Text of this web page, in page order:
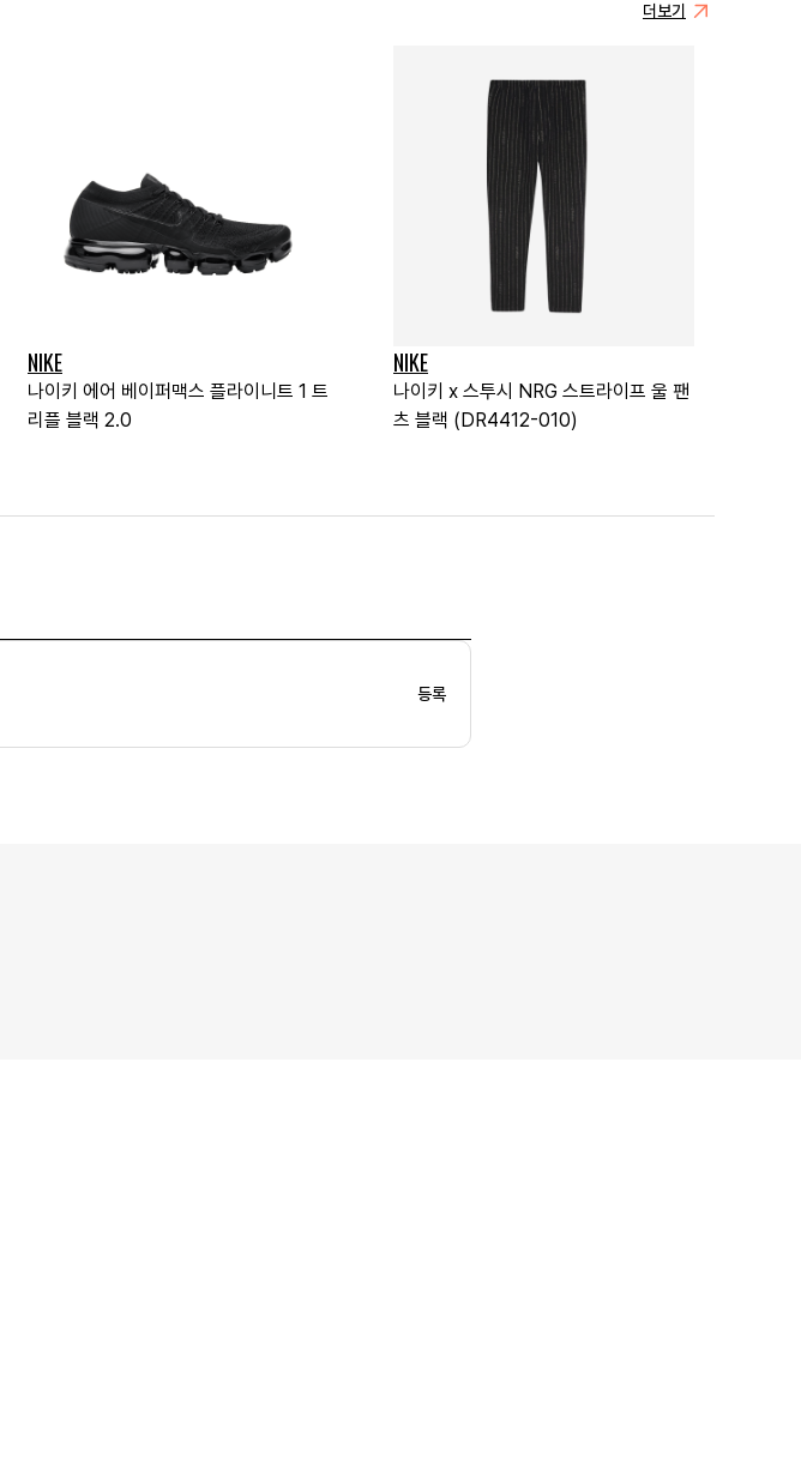
더보기
NIKE
나이키 에어 베이퍼맥스 플라이니트 1 트
리플 블랙 2.0
NIKE
나이키 x 스투시 NRG 스트라이프 울 팬
츠 블랙 (DR4412-010)
등록